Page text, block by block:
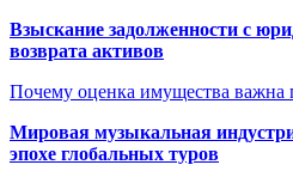
Взыскание задолженности с
возврата активов
Почему оценка имущества важна
Мировая музыкальная
эпохе глобальных туров